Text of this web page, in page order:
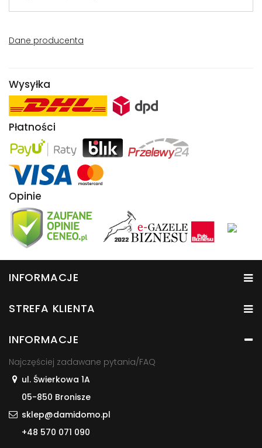
Dane producenta
Wysyłka
Płatności
Opinie
INFORMACJE
STREFA KLIENTA
INFORMACJE
Najczęściej zadawane pytania/FAQ
ul. Świerkowa 1A
05-850 Bronisze
sklep@damidomo.pl
+48 570 071 090